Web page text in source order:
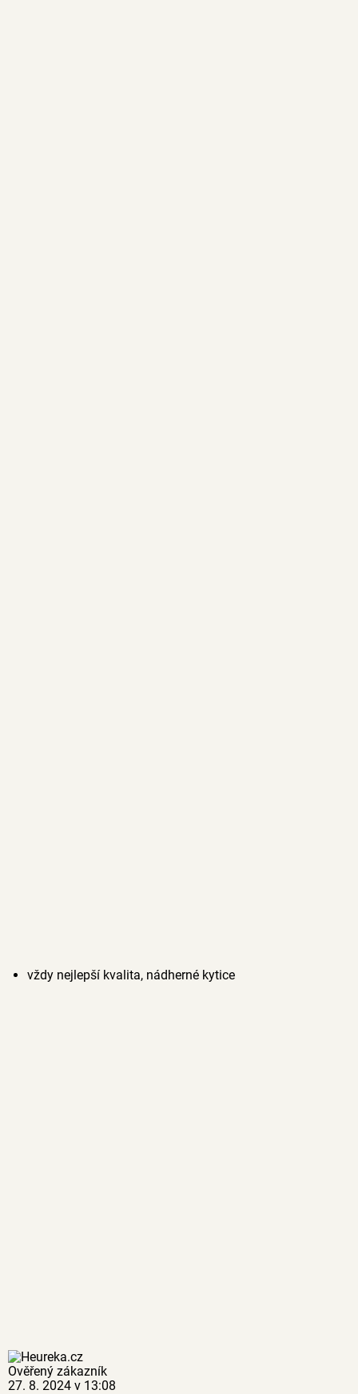
vždy nejlepší kvalita, nádherné kytice
Ověřený zákazník
27. 8. 2024 v 13:08